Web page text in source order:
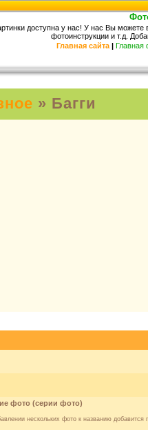
доступна у нас! У нас Вы
фотоинструкции и т.д.
Главная сайта | Главная
» Багги
фото (серии фото)
нескольких фото к названию добавится